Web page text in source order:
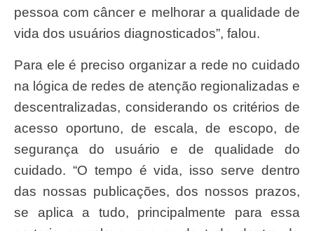
pessoa com câncer e melhorar a qualidade de
vida dos usuários diagnosticados”, falou.
Para ele é preciso organizar a rede no cuidado
na lógica de redes de atenção regionalizadas e
descentralizadas, considerando os critérios de
acesso oportuno, de escala, de escopo, de
segurança do usuário e de qualidade do
cuidado. “O tempo é vida, isso serve dentro
das nossas publicações, dos nossos prazos,
se aplica a tudo, principalmente para essa